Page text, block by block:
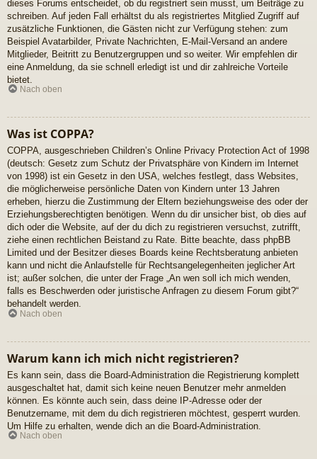
dieses Forums entscheidet, ob du registriert sein musst, um Beiträge zu
schreiben. Auf jeden Fall erhältst du als registriertes Mitglied Zugriff auf
zusätzliche Funktionen, die Gästen nicht zur Verfügung stehen: zum
Beispiel Avatarbilder, Private Nachrichten, E-Mail-Versand an andere
Mitglieder, Beitritt zu Benutzergruppen und so weiter. Wir empfehlen dir
eine Anmeldung, da sie schnell erledigt ist und dir zahlreiche Vorteile
bietet.
Nach oben
Was ist COPPA?
COPPA, ausgeschrieben Children’s Online Privacy Protection Act of 1998
(deutsch: Gesetz zum Schutz der Privatsphäre von Kindern im Internet
von 1998) ist ein Gesetz in den USA, welches festlegt, dass Websites,
die möglicherweise persönliche Daten von Kindern unter 13 Jahren
erheben, hierzu die Zustimmung der Eltern beziehungsweise des oder der
Erziehungsberechtigten benötigen. Wenn du dir unsicher bist, ob dies auf
dich oder die Website, auf der du dich zu registrieren versuchst, zutrifft,
ziehe einen rechtlichen Beistand zu Rate. Bitte beachte, dass phpBB
Limited und der Besitzer dieses Boards keine Rechtsberatung anbieten
kann und nicht die Anlaufstelle für Rechtsangelegenheiten jeglicher Art
ist; außer solchen, die unter der Frage „An wen soll ich mich wenden,
falls es Beschwerden oder juristische Anfragen zu diesem Forum gibt?“
behandelt werden.
Nach oben
Warum kann ich mich nicht registrieren?
Es kann sein, dass die Board-Administration die Registrierung komplett
ausgeschaltet hat, damit sich keine neuen Benutzer mehr anmelden
können. Es könnte auch sein, dass deine IP-Adresse oder der
Benutzername, mit dem du dich registrieren möchtest, gesperrt wurden.
Um Hilfe zu erhalten, wende dich an die Board-Administration.
Nach oben